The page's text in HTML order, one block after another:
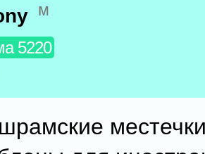
м
5220